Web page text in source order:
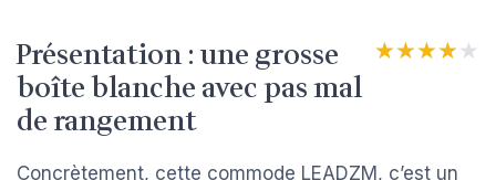
Présentation : une grosse
boîte blanche avec pas mal
de rangement
★★★★★
★★★★★
Concrètement, cette commode LEADZM, c’est un